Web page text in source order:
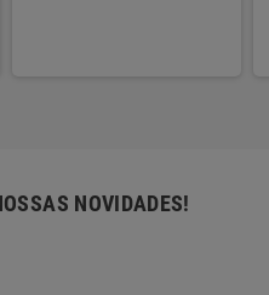
NOVIDADES!